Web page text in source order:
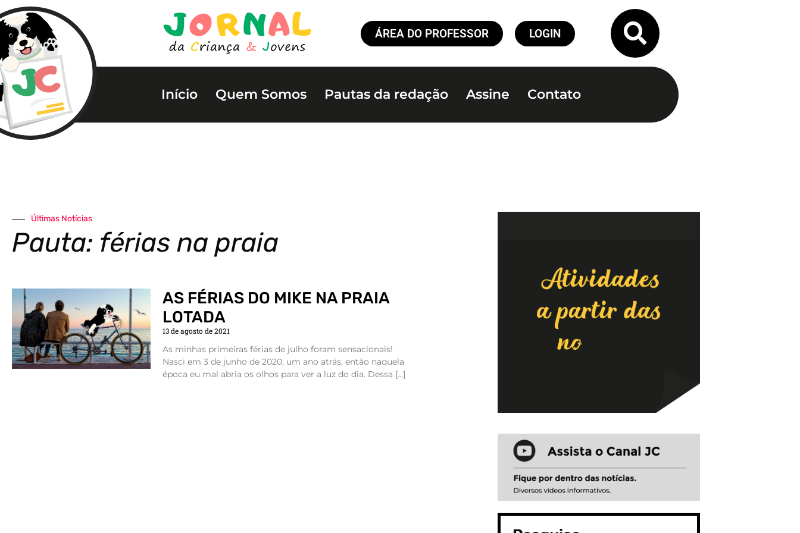
ÁREA DO PROFESSOR LOGIN
Início Quem Somos Pautas da redação Assine Contato
Últimas Notícias
Pauta: férias na praia
AS FÉRIAS DO MIKE NA PRAIA
LOTADA
13 de agosto de 2021
As minhas primeiras férias de julho foram sensacionais!
Nasci em 3 de junho de 2020, um ano atrás, então naquela
época eu mal abria os olhos para ver a luz do dia. Dessa […]